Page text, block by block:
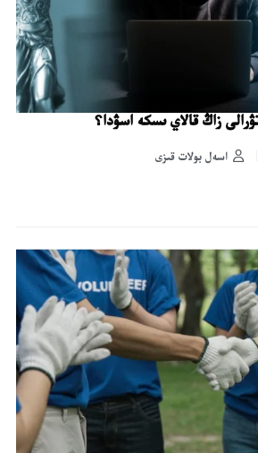
زاڭ قالاي ىسكە اسۋدا؟
اسەل بولات قىزى